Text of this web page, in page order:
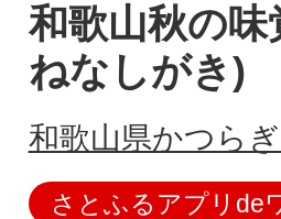
和歌山秋の
ねなしがき
和歌山県かつら
さとふるアプリde